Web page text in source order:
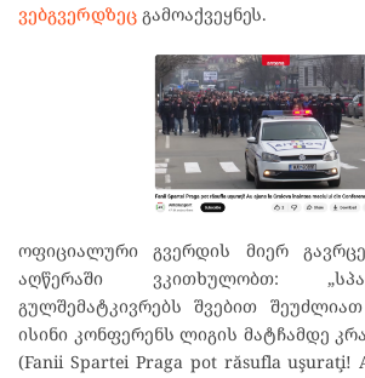
ვებგვერდზეც გამოაქვეყნეს.
ოფიციალური გვერდის მიერ
აღწერაში ვკითხულობთ:
გულშემატკივრებს შვებით
ისინი კონფერენს ლიგის მატჩამდე
(Fanii Spartei Praga pot răsufla uşuraţi!